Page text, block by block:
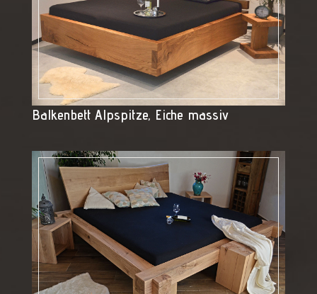
Balkenbett Alpspitze, Eiche massiv